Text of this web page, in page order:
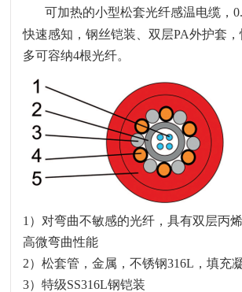
可加热的小型松套光纤感温电缆，
快速感知，钢丝铠装、双层PA外护套
多可容纳4根光纤。
1 ）对弯曲不敏感的光纤，具有双层丙
高微弯曲性能
2）松套管，金属，不锈钢316L ，填充
3）特级SS316L钢铠装